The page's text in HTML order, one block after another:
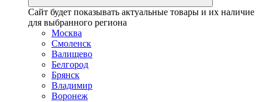
Сайт будет показывать актуальные товары и их наличие
для выбранного региона
Москва
Смоленск
Валищево
Белгород
Брянск
Владимир
Воронеж